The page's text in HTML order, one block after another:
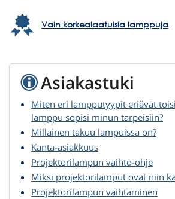
Vain korkealaatuisia lamppuja
Asiakastuki
Miten eri lampputyypit eriävät
lamppu sopisi minun tarpeisiin?
Millainen takuu lampuissa on?
Kanta-asiakkuus
Projektorilampun vaihto-ohje
Miksi projektorilamput ovat niin
Projektorilampun vaihtaminen